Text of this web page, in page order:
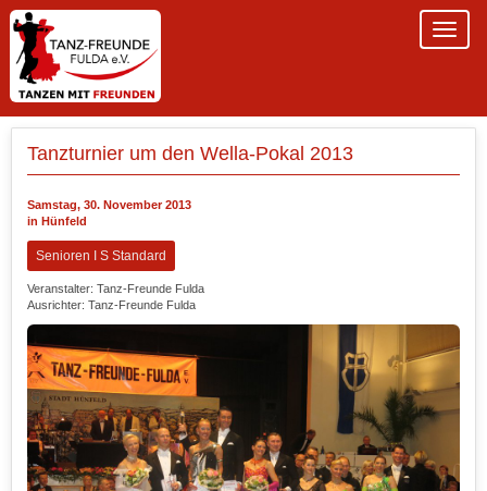
Tanzturnier um den Wella-Pokal 2013
Samstag, 30. November 2013
in Hünfeld
Senioren I S Standard
Veranstalter: Tanz-Freunde Fulda
Ausrichter: Tanz-Freunde Fulda